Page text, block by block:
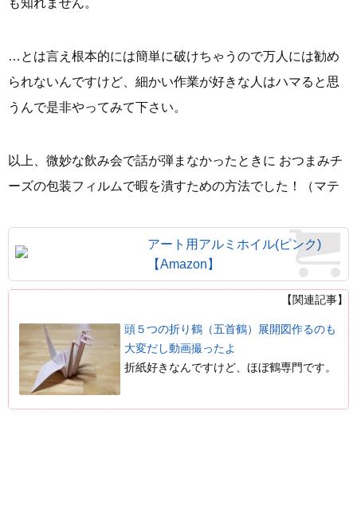
…とは言え根本的には簡単に破けちゃうので万人には勧め
られないんですけど、細かい作業が好きな人はハマると思
うんで是非やってみて下さい。
以上、微妙な飲み会で話が弾まなかったときに おつまみチ
ーズの包装フィルムで暇を潰すための方法でした！（マテ
アート用アルミホイル(ピンク)
【Amazon】
【関連記事】
頭５つの折り鶴（五首鶴）展開図作るのも
大変だし動画撮ったよ
折紙好きなんですけど、ほぼ鶴専門です。